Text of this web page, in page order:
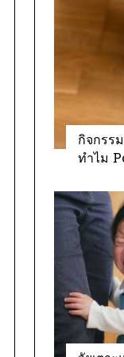
กิจกรร
ทำไม